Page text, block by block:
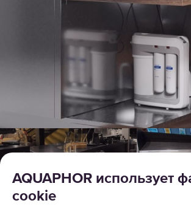
AQUAPHOR использует
cookie